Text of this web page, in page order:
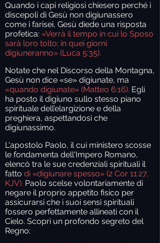
Quando i capi religiosi chiesero perché i
discepoli di Gesù non digiunassero
come i farisei, Gesù diede una risposta
profetica: «Verrà il tempo in cui lo Sposo
sarà loro tolto; in quei giorni
digiuneranno» (Luca 5:35).
Notate che nel Discorso della Montagna,
Gesù non dice «se» digiunate, ma
«quando digiunate» (Matteo 6:16). Egli
ha posto il digiuno sullo stesso piano
spirituale dell’elargizione e della
preghiera, aspettandosi che
digiunassimo.
L'apostolo Paolo, il cui ministero scosse
le fondamenta dell'Impero Romano,
elencò tra le sue credenziali spirituali il
fatto di «digiunare spesso» (2 Cor 11:27,
KJV). Paolo scelse volontariamente di
negare il proprio appetito fisico per
assicurarsi che i suoi sensi spirituali
fossero perfettamente allineati con il
Cielo. Scoprì un profondo segreto del
Regno: